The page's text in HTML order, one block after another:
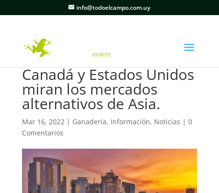
info@todoelcampo.com.uy
Canadá y Estados Unidos
miran los mercados
alternativos de Asia.
Mar 16, 2022| Ganadería, Información, Noticias | 0
Comentarios